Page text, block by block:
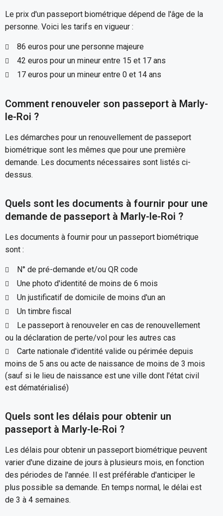
Le prix d'un passeport biométrique dépend de l'âge de la
personne. Voici les tarifs en vigueur :
86 euros pour une personne majeure
42 euros pour un mineur entre 15 et 17 ans
17 euros pour un mineur entre 0 et 14 ans
Comment renouveler son passeport à Marly-
le-Roi ?
Les démarches pour un renouvellement de passeport
biométrique sont les mêmes que pour une première
demande. Les documents nécessaires sont listés ci-
dessus.
Quels sont les documents à fournir pour une
demande de passeport à Marly-le-Roi ?
Les documents à fournir pour un passeport biométrique
sont :
N° de pré-demande et/ou QR code
Une photo d'identité de moins de 6 mois
Un justificatif de domicile de moins d'un an
Un timbre fiscal
Le passeport à renouveler en cas de renouvellement
ou la déclaration de perte/vol pour les autres cas
Carte nationale d'identité valide ou périmée depuis
moins de 5 ans ou acte de naissance de moins de 3 mois
(sauf si le lieu de naissance est une ville dont l'état civil
est dématérialisé)
Quels sont les délais pour obtenir un
passeport à Marly-le-Roi ?
Les délais pour obtenir un passeport biométrique peuvent
varier d'une dizaine de jours à plusieurs mois, en fonction
des périodes de l'année. Il est préférable d'anticiper le
plus possible sa demande. En temps normal, le délai est
de 3 à 4 semaines.